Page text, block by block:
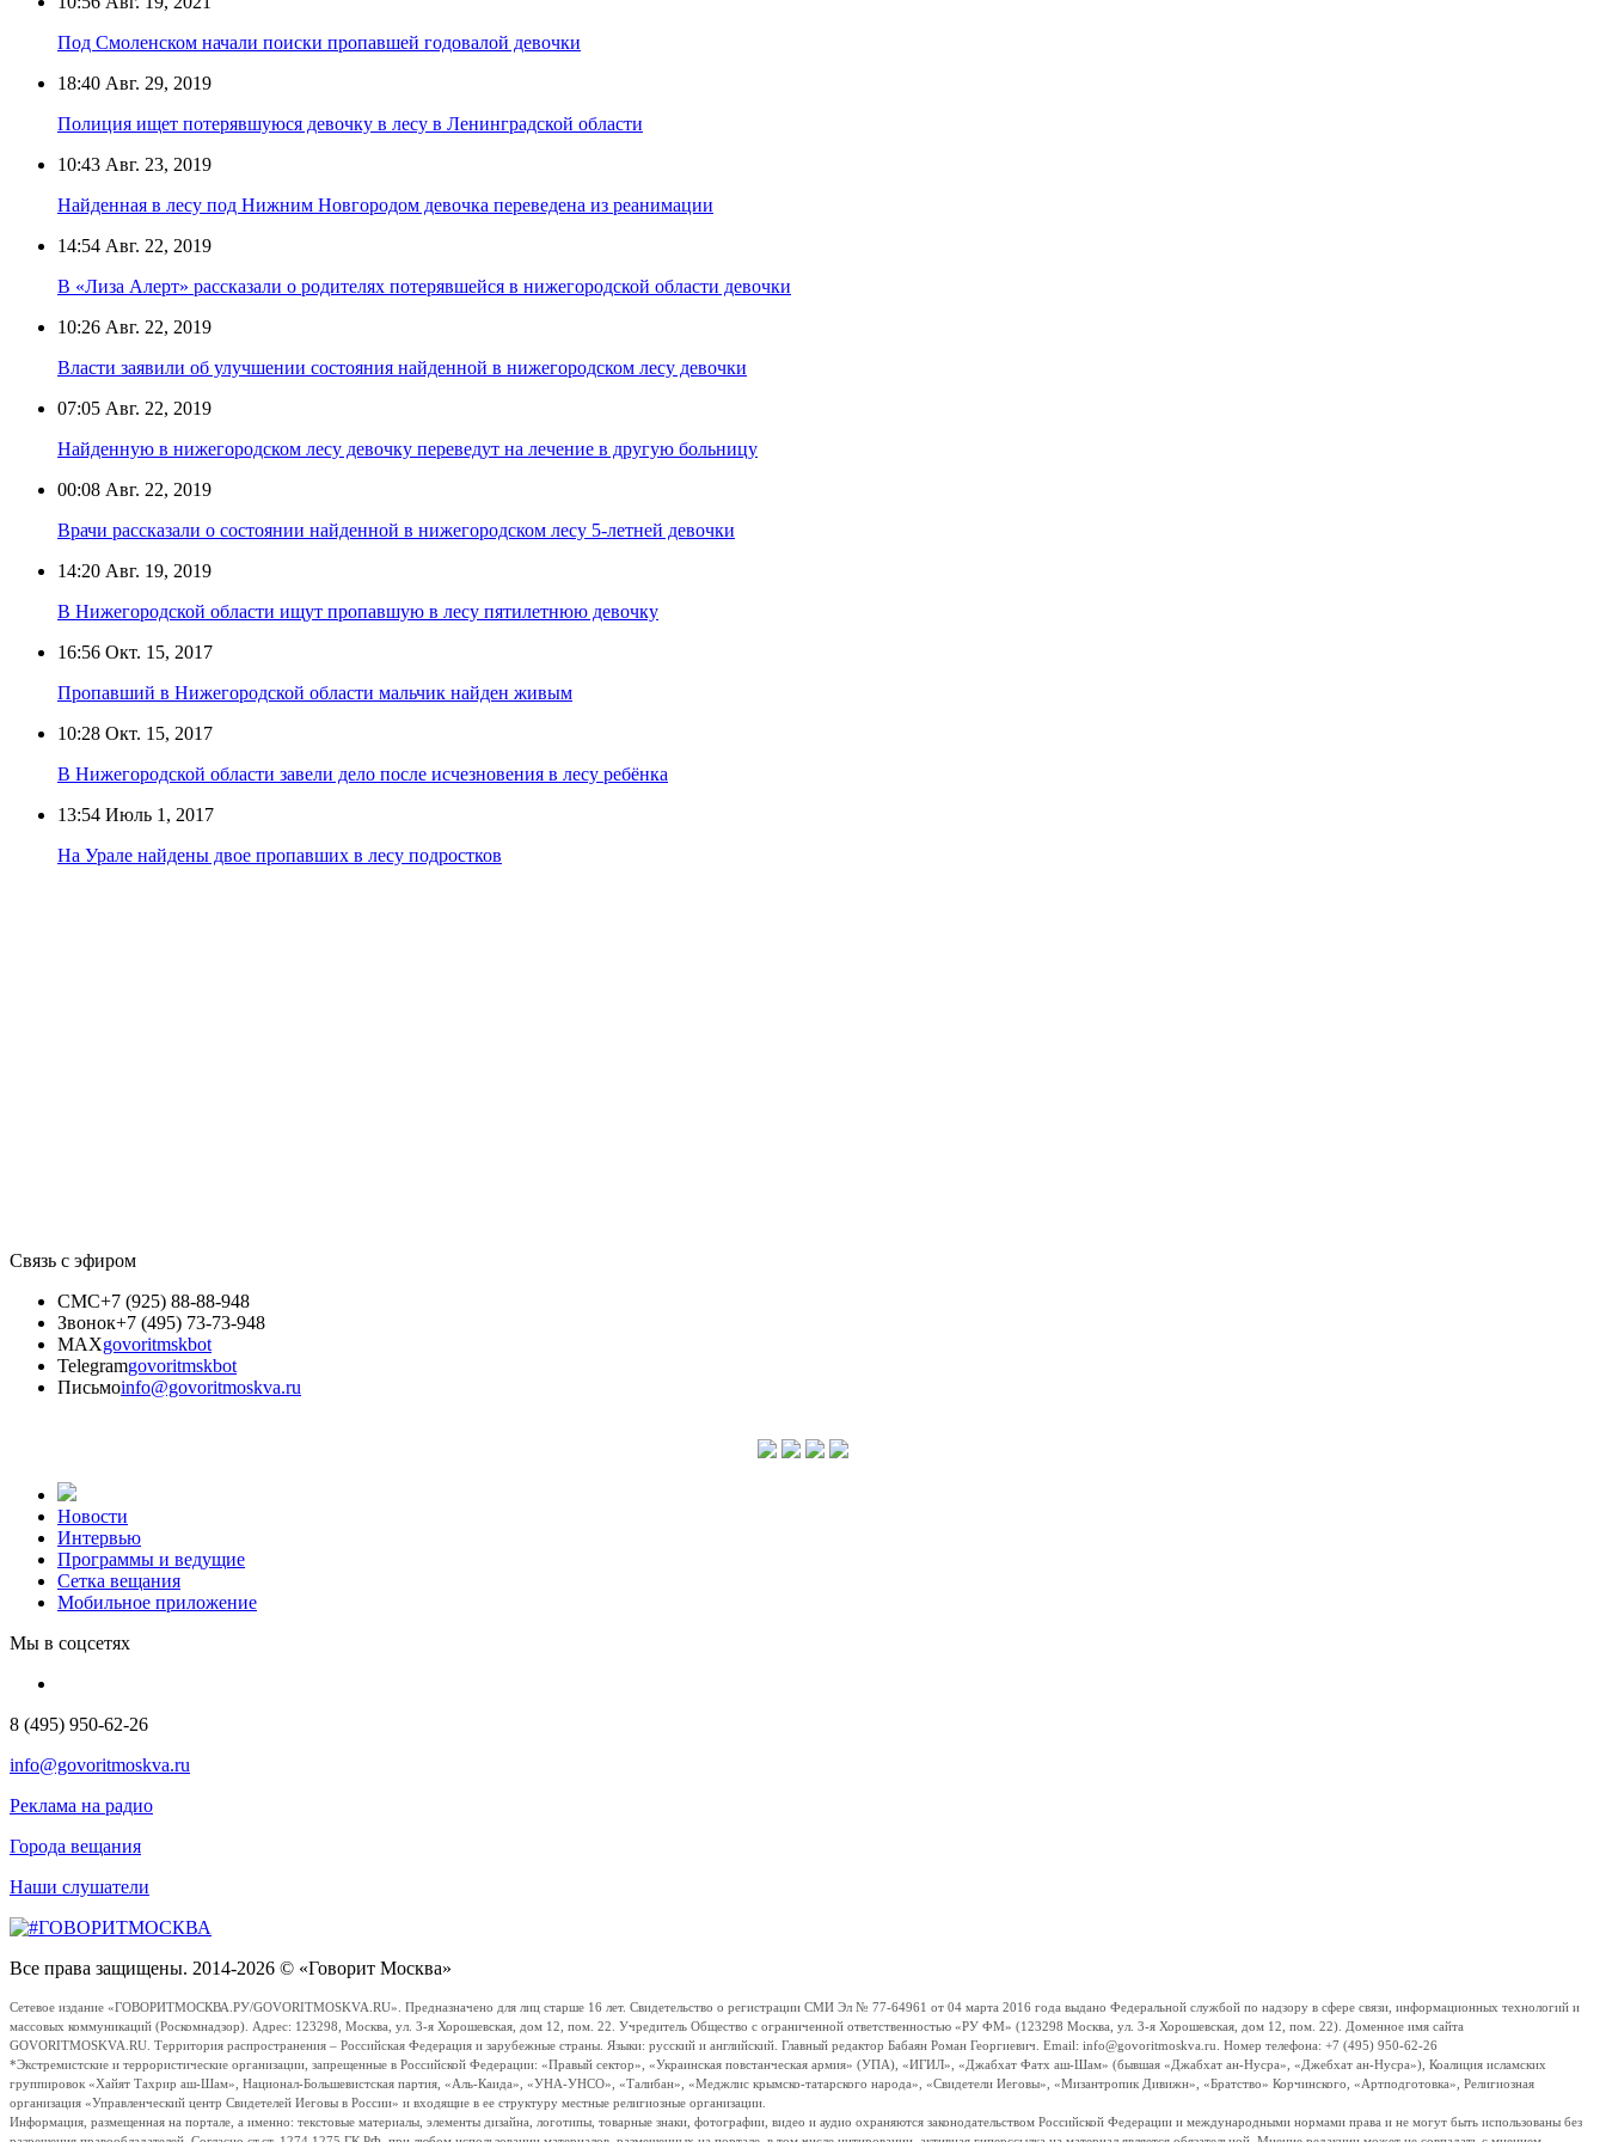
Под Смоленском начали поиски пропавшей годовалой девочки
18:40 Авг. 29, 2019
Полиция ищет потерявшуюся девочку в лесу в Ленинградской области
10:43 Авг. 23, 2019
Найденная в лесу под Нижним Новгородом девочка переведена из реанимации
14:54 Авг. 22, 2019
В «Лиза Алерт» рассказали о родителях потерявшейся в нижегородской области девочки
10:26 Авг. 22, 2019
Власти заявили об улучшении состояния найденной в нижегородском лесу девочки
07:05 Авг. 22, 2019
Найденную в нижегородском лесу девочку переведут на лечение в другую больницу
00:08 Авг. 22, 2019
Врачи рассказали о состоянии найденной в нижегородском лесу 5-летней девочки
14:20 Авг. 19, 2019
В Нижегородской области ищут пропавшую в лесу пятилетнюю девочку
16:56 Окт. 15, 2017
Пропавший в Нижегородской области мальчик найден живым
10:28 Окт. 15, 2017
В Нижегородской области завели дело после исчезновения в лесу ребёнка
13:54 Июль 1, 2017
На Урале найдены двое пропавших в лесу подростков
Связь с эфиром
СМС+7 (925) 88-88-948
Звонок+7 (495) 73-73-948
MAXgovoritmskbot
Telegramgovoritmskbot
Письмоinfo@govoritmoskva.ru
Новости
Интервью
Программы и ведущие
Сетка вещания
Мобильное приложение
Мы в соцсетях
8 (495) 950-62-26
info@govoritmoskva.ru
Реклама на радио
Города вещания
Наши слушатели
Все права защищены. 2014-2026 © «Говорит Москва»
Сетевое издание «ГОВОРИТМОСКВА.РУ/GOVORITMOSKVA.RU». Предназначено для лиц старше 16 лет. Свидетельство о регистрации СМИ Эл № 77-64961 от 04 марта 2016 года выдано Федеральной службой по надзору в сфере связи, информационных технологий и
массовых коммуникаций (Роскомнадзор). Адрес: 123298, Москва, ул. 3-я Хорошевская, дом 12, пом. 22. Учредитель Общество с ограниченной ответственностью «РУ ФМ» (123298 Москва, ул. 3-я Хорошевская, дом 12, пом. 22). Доменное имя сайта
GOVORITMOSKVA.RU. Территория распространения – Российская Федерация и зарубежные страны. Языки: русский и английский. Главный редактор Бабаян Роман Георгиевич. Email: info@govoritmoskva.ru. Номер телефона: +7 (495) 950-62-26
*Экстремистские и террористические организации, запрещенные в Российской Федерации: «Правый сектор», «Украинская повстанческая армия» (УПА), «ИГИЛ», «Джабхат Фатх аш-Шам» (бывшая «Джабхат ан-Нусра», «Джебхат ан-Нусра»), Коалиция исламских
группировок «Хайят Тахрир аш-Шам», Национал-Большевистская партия, «Аль-Каида», «УНА-УНСО», «Талибан», «Меджлис крымско-татарского народа», «Свидетели Иеговы», «Мизантропик Дивижн», «Братство» Корчинского, «Артподготовка», Религиозная
организация «Управленческий центр Свидетелей Иеговы в России» и входящие в ее структуру местные религиозные организации.
Информация, размещенная на портале, а именно: текстовые материалы, элементы дизайна, логотипы, товарные знаки, фотографии, видео и аудио охраняются законодательством Российской Федерации и международными нормами права и не могут быть использованы без